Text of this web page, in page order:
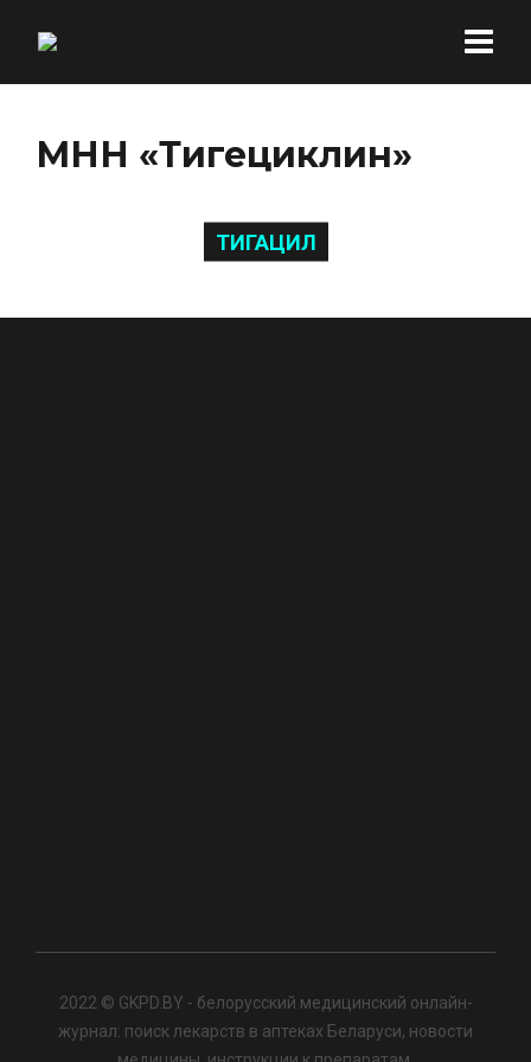
МНН «Тигециклин»
ТИГАЦИЛ
2022 © GKPD.BY - белорусский медицинский онлайн-
журнал: поиск лекарств в аптеках Беларуси, новости